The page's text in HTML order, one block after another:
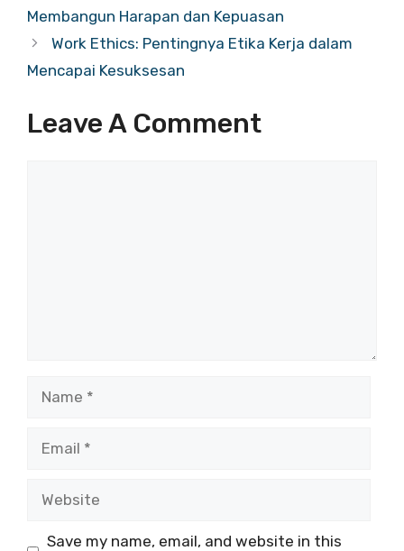
Membangun Harapan dan Kepuasan
Work Ethics: Pentingnya Etika Kerja dalam
Mencapai Kesuksesan
Leave A Comment
Save my name, email, and website in this